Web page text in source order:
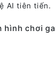
AI tiên tiến.
hình chơi